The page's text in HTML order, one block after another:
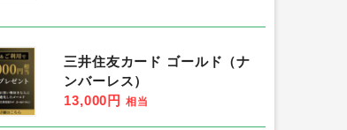
三井住友カード ゴールド（ナ
ンバーレス）
13,000円 相当